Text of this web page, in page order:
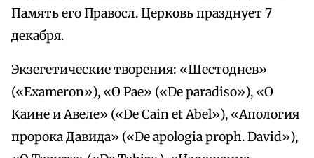
Память его Правосл. Церковь празднует 7
декабря.
Экзегетические творения: «Шестоднев»
(«Exameron»), «О Рае» («De paradiso»), «О
Каине и Авеле» («De Cain et Abel»), «Апология
пророка Давида» («De apologia proph. David»),